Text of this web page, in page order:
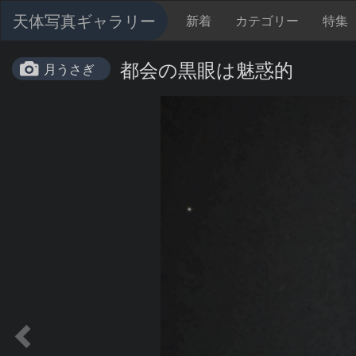
天体写真ギャラリー 新着 カテゴリー 特集
月うさぎ 都会の黒眼は魅惑的